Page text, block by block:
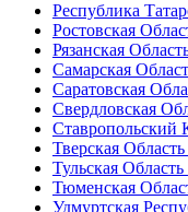
Республика
Ростовская
Рязанская
Самарская
Саратовская
Свердловская
Ставропольский
Тверская
Тульская
Тюменская
Удмуртская